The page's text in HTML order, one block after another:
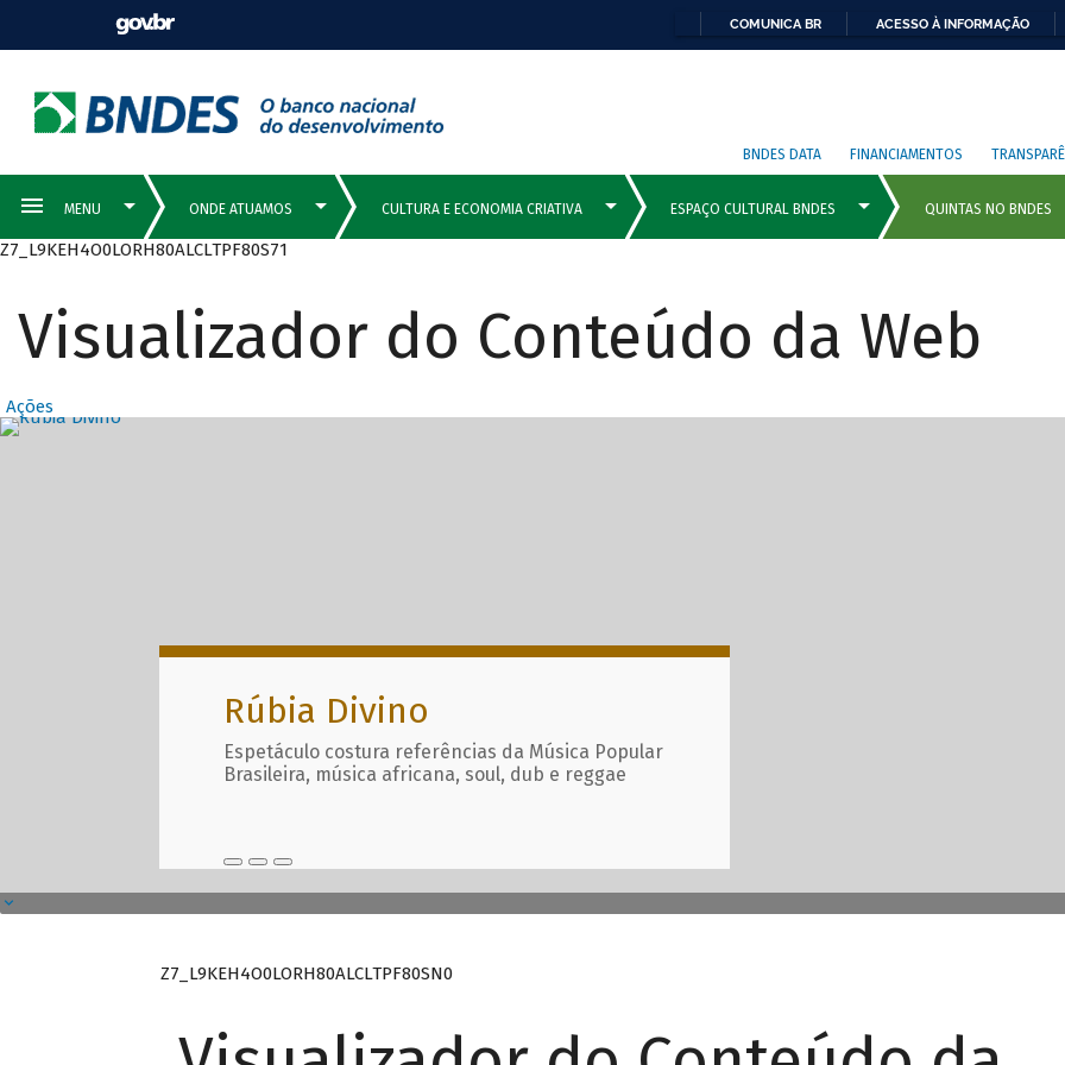
COMUNICA BR ACESSO À INFORMAÇÃO
BNDES DATA FINANCIAMENTOS
Z7_L9KEH4O0LORH80ALCLTPF80S71
Visualizador do Conteúdo da Web
Ações
Destaques Principais com
Rúbia Divino
Espetáculo costura referências da Música Popular
Brasileira, música africana, soul, dub e reggae
Z7_L9KEH4O0LORH80ALCLTPF80SN0